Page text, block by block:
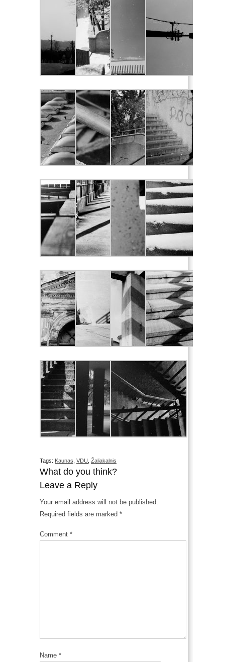
Tags: Kaunas VDU Žaliakalnis
What do you think?
Leave a Reply
Your email address will not be published.
Required fields are marked *
Comment *
Name *